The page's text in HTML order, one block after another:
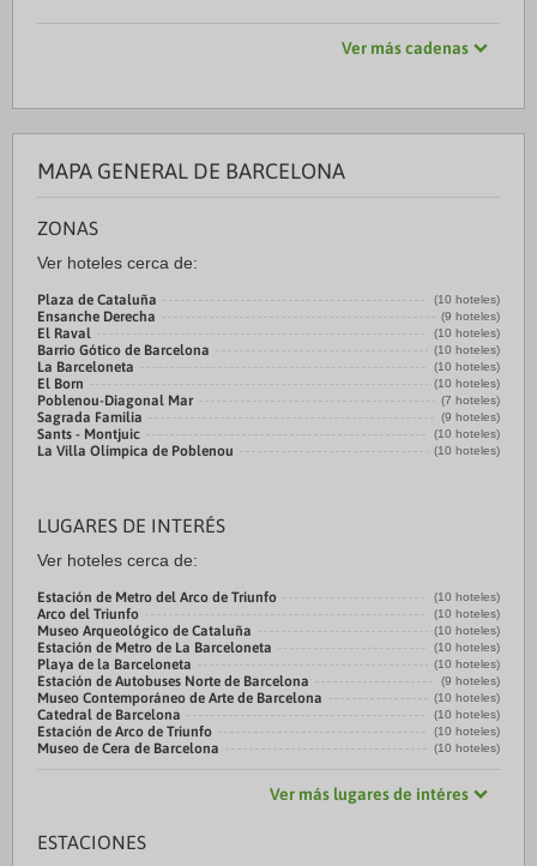
Ver más cadenas
MAPA GENERAL DE BARCELONA
ZONAS
Ver hoteles cerca de:
Plaza de Cataluña (10 hoteles)
Ensanche Derecha (9 hoteles)
El Raval (10 hoteles)
Barrio Gótico de Barcelona (10 hoteles)
La Barceloneta (10 hoteles)
El Born (10 hoteles)
Poblenou-Diagonal Mar (7 hoteles)
Sagrada Familia (9 hoteles)
Sants - Montjuic (10 hoteles)
La Villa Olímpica de Poblenou (10 hoteles)
LUGARES DE INTERÉS
Ver hoteles cerca de:
Estación de Metro del Arco de Triunfo (10 hoteles)
Arco del Triunfo (10 hoteles)
Museo Arqueológico de Cataluña (10 hoteles)
Estación de Metro de La Barceloneta (10 hoteles)
Playa de la Barceloneta (10 hoteles)
Estación de Autobuses Norte de Barcelona (9 hoteles)
Museo Contemporáneo de Arte de Barcelona (10 hoteles)
Catedral de Barcelona (10 hoteles)
Estación de Arco de Triunfo (10 hoteles)
Museo de Cera de Barcelona (10 hoteles)
Ver más lugares de intéres
ESTACIONES